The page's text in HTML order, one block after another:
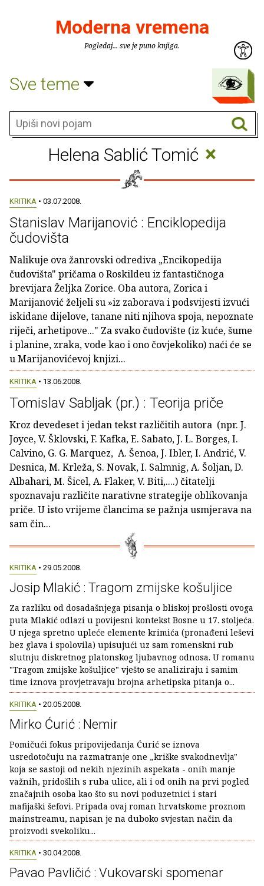
Moderna vremena
Pogledaj... sve je puno knjiga.
Sve teme
Helena Sablić Tomić ×
KRITIKA • 03.07.2008.
Stanislav Marijanović : Enciklopedija
čudovišta
Nalikuje ova žanrovski odrediva „Encikopedija
čudovišta" pričama o Roskildeu iz fantastičnoga
brevijara Željka Zorice. Oba autora, Zorica i
Marijanović željeli su »iz zaborava i podsvijesti izvući
iskidane dijelove, tanane niti njihova spoja, nepoznate
riječi, arhetipove..." Za svako čudovište (iz kuće, šume
i planine, zraka, vode kao i ono čovjekoliko) naći će se
u Marijanovićevoj knjizi...
KRITIKA • 13.06.2008.
Tomislav Sabljak (pr.) : Teorija priče
Kroz devedeset i jedan tekst različitih autora (npr. J.
Joyce, V. Šklovski, F. Kafka, E. Sabato, J. L. Borges, I.
Calvino, G. G. Marquez, A. Šenoa, J. Ibler, I. Andrić, V.
Desnica, M. Krleža, S. Novak, I. Salmnig, A. Šoljan, D.
Albahari, M. Šicel, A. Flaker, V. Biti,....) čitatelji
spoznavaju različite narativne strategije oblikovanja
priče. U isto vrijeme člancima se pažnja usmjerava na
sam čin...
KRITIKA • 29.05.2008.
Josip Mlakić : Tragom zmijske košuljice
Za razliku od dosadašnjega pisanja o bliskoj prošlosti ovoga
puta Mlakić odlazi u povijesni kontekst Bosne u 17. stoljeća.
U njega spretno upleće elemente krimića (pronađeni leševi
bez glava i spolovila) upisujući uz sam romenskni rub
slutnju diskretnog platonskog ljubavnog odnosa. U romanu
"Tragom zmijske košuljice" vješto se analiziraju i samim
time iznova provjetravaju brojna arhetipska pitanja o...
KRITIKA • 20.05.2008.
Mirko Ćurić : Nemir
Pomičući fokus pripovijedanja Ćurić se iznova
usredotočuju na razmatranje one „kriške svakodnevlja"
koja se sastoji od nekih njezinih aspekata - onih manje
važnih, pridošlih s ruba ulice, ali i od onih na prvi pogled
značajnih osoba kao što su novi poduzetnici i stari
mafijaški šefovi. Pripada ovaj roman hrvatskome proznom
mainstreamu, napisan je na duboko svjestan način da
proizvodi svekoliku...
KRITIKA • 30.04.2008.
Pavao Pavličić : Vukovarski spomenar